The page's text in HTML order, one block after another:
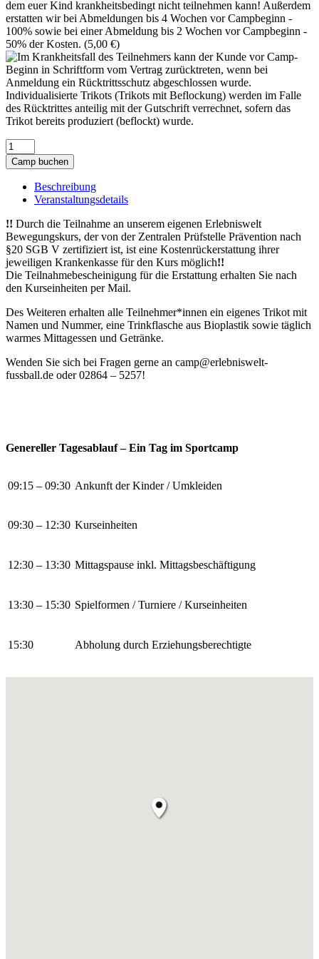
dem euer Kind krankheitsbedingt nicht teilnehmen kann! Außerdem
erstatten wir bei Abmeldungen bis 4 Wochen vor Campbeginn -
100% sowie bei einer Abmeldung bis 2 Wochen vor Campbeginn -
50% der Kosten. (5,00 €)
Erlebnisweltsportcamp
-
SC
Altenrheine
(28.10.
30.10.2026)
Menge
Camp buchen
Beschreibung
Veranstaltungsdetails
!! Durch die Teilnahme an unserem eigenen Erlebniswelt
Bewegungskurs, der von der Zentralen Prüfstelle Prävention nach
§20 SGB V zertifiziert ist, ist eine Kostenrückerstattung ihrer
jeweiligen Krankenkasse für den Kurs möglich!!
Die Teilnahmebescheinigung für die Erstattung erhalten Sie nach
den Kurseinheiten per Mail.
Des Weiteren erhalten alle Teilnehmer*innen ein eigenes Trikot mit
Namen und Nummer, eine Trinkflasche aus Bioplastik sowie täglich
warmes Mittagessen und Getränke.
Wenden Sie sich bei Fragen gerne an camp@erlebniswelt-
fussball.de oder 02864 – 5257!
Genereller Tagesablauf – Ein Tag im Sportcamp
09:15 – 09:30 Ankunft der Kinder / Umkleiden
09:30 – 12:30 Kurseinheiten
12:30 – 13:30 Mittagspause inkl. Mittagsbeschäftigung
13:30 – 15:30 Spielformen / Turniere / Kurseinheiten
15:30 Abholung durch Erziehungsberechtigte